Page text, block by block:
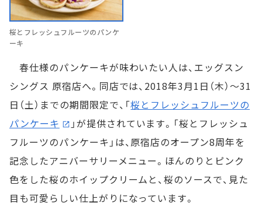
桜とフレッシュフルーツのパンケ
ーキ
春仕様のパンケーキが味わいたい人は、エッグスン
シングス 原宿店へ。同店では、2018年3月1日（木）～31
日（土）までの期間限定で、「桜とフレッシュフルーツの
パンケーキ
」が提供されています。「桜とフレッシュ
フルーツのパンケーキ」は、原宿店のオープン8周年を
記念したアニバーサリーメニュー。ほんのりとピンク
色をした桜のホイップクリームと、桜のソースで、見た
目も可愛らしい仕上がりになっています。